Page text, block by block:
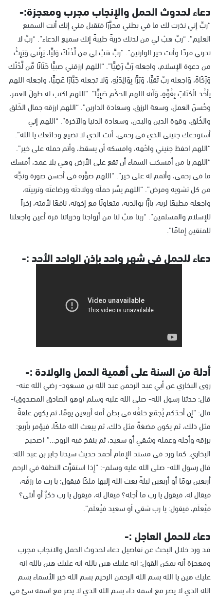
دعاء لحدوث الحمل والإنجاب مجرب ومعجزة:-
“ربِّ إني نذرت لك ما في بطني محرَّرًا فتقبل مني إنك أنت السميع
العليم”. “ربِّ هبْ لي من لدنك ذريةً طيبةً إنك سميع الدعاء”. “ربِّ لا
تذرني فردًا وأنت خير الوارثين”. “ربِّ هَبْ لِي مِن لَّدُنْكَ وَلِيًّا، يَرِثُنِي وَيَرِثُ
من دعوة الإسلام، واجعله رَبِّ رَضِيًّا”. “اللهم ارزقني صبيًّا حَنَانًا مِّن لَّدُنّك
وَزَكَاةً، وَاجعله ربِّ تَقيًّا، وَبَرًّا بِوَالِدَيْهِ، وَلا تجعله جَبَّارًا عَصِيًّا، واجعله اللهم
يأخُذ الْكِتَابَ بِقُوَّةٍ، وَآته اللهم الحكْم صَبِيًّا”. “اللهم اكتب له طولَ العمر،
وحُسنَ العمل، وسعة الرزق، وسعادة الدارين”. “اللهم ارزقه جمال الخَلق
والخُلق، وقوة الدين والبدن، وسعادة الدنيا والآخرة”. “اللهم إني
أستودعك جنيني الذي في رحمي، أنت الذي لا تضيع ودائعك يا الله”.
“اللهم احفظ جنيني واحْمِه، وامسكه أن يسقط، وأتم حمله على خير”.
“اللهم يا من أمسكت السماء أن تقع على الأرض وهي بلا عمد، أمسك
ما في رحمي، وأتمم له على خير”. “اللهم صوِّره في أحسن صورة ونجِّه
من كل تشويه ومرض”. “اللهم يسِّر حملَه وولادتَه ورضاعتَه وتربيتَه،
واجعله مطيعًا لربه، بارًّا بوالديه، متعاونًا مع إخوته، نافعًا لأمته، زخراً
للإسلام والمسلمين”. “ربنا هبْ لنا من أزواجنا وذرياتنا قرة أعين واجعلنا
للمتقين إمامًا”.
دعاء للحمل في شهر واحد بإذن الواحد الأحد :-
أدلة من السنة على أهمية الحمل والولادة :-
روى البخاري عن أبي عبد الرحمن عبد الله بن مسعود- رضي الله عنه-
قال: حدثنا رسول الله- صلى الله عليه وسلم (وهو الصادق المصدوق)-
قال: “إن أحدَكم يُجمَع خلقُه في بطن أمه أربعين يومًا، ثم يكون علقةً
مثل ذلك، ثم يكون مضغةً مثل ذلك، ثم يبعث الله ملكًا، فيؤمر بأربع:
برزقه وأجله وعمله وشقي أو سعيد، ثم ينفخ فيه الروح…” (صحيح
البخاري. كما ورد في مسند الإمام أحمد حديث سيدنا جابر بن عبد الله:
قال رسول الله- صلى الله عليه وسلم-: “إذا استقرَّت النطفة في الرحم
أربعين يومًا أو أربعين ليلةً بعث الله إليها ملكًا فيقول: يا رب ما رزقُه،
فيقال له، فيقول يا رب ما أجله؟ فيقال له، فيقول يا رب ذكرٌ أو أنثى؟
فيُعلَم، فيقول: يا رب شقي أو سعيد فيُعلَم”.
دعاء للحمل العاجل :-
قد ورد خلال البحث عن تفاصيل دعاء لحدوث الحمل والانجاب مجرب
ومعجزة أنه يمكن القول: انه عليك هين يالله انه عليك هين يالله انه
عليك هين يا الله بسم الله الرحمن الرحيم بسم الله خير الأسماء بسم
الله الذي لا يضر مع اسمه داء بسم الله الذي لا يضر مع اسمه شئ في